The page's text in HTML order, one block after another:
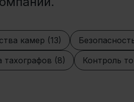
камер (13)
тахографов (8) Контроль